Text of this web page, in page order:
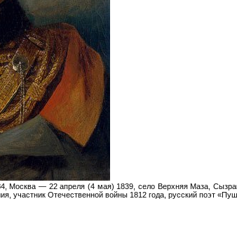
Москва — 22 апреля (4 мая) 1839, село Верхняя Маза,
участник Отечественной войны 1812 года, русский поэт